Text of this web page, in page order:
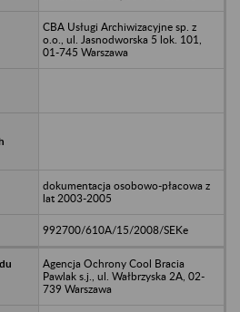
CBA Usługi Archiwizacyjne sp. z
o.o., ul. Jasnodworska 5 lok. 101,
01-745 Warszawa
dokumentacja osobowo-płacowa z
lat 2003-2005
992700/610A/15/2008/SEKe
Agencja Ochrony Cool Bracia
Pawlak s.j., ul. Wałbrzyska 2A, 02-
739 Warszawa